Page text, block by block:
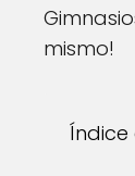
mismo!
Índice